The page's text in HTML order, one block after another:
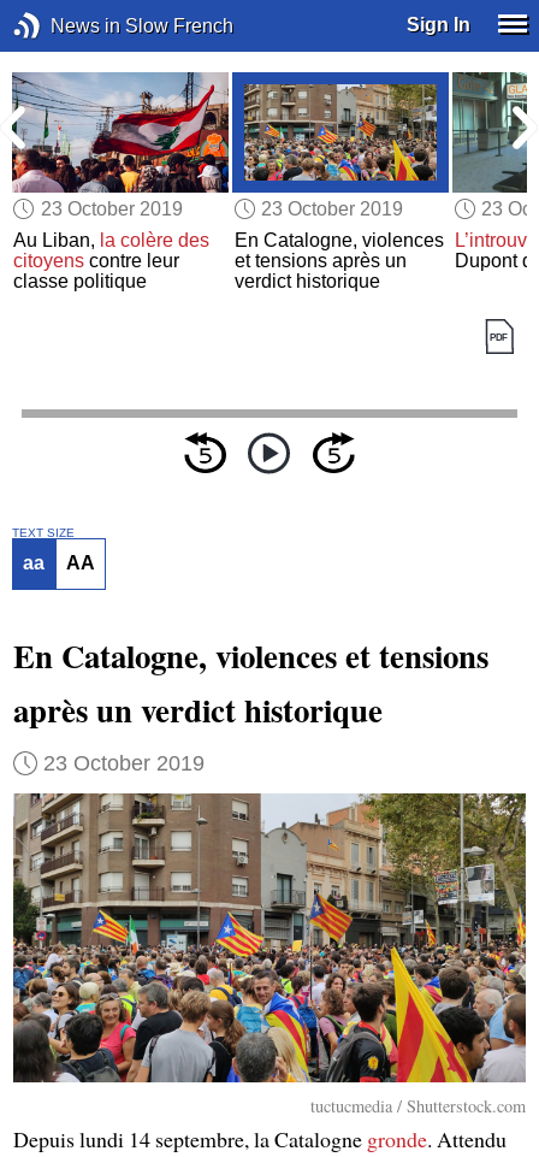
News in Slow French Sign In
23 October 2019
Au Liban, la colère des
citoyens contre leur
classe politique
23 October 2019
En Catalogne, violences
et tensions après un
verdict historique
23
Dupont
TEXT SIZE
aa AA
En Catalogne, violences et tensions
après un verdict historique
23 October 2019
tuctucmedia / Shutterstock.com
Depuis lundi 14 septembre, la Catalogne gronde. Attendu